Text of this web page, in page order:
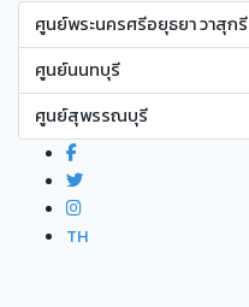
ศูนย์พระนครศรีอยุธยา วาสุกรี
ศูนย์นนทบุรี
ศูนย์สุพรรณบุรี
TH